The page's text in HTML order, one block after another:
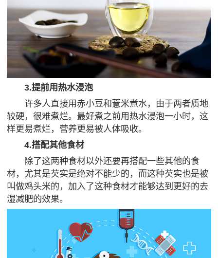
3.提前用热水浸泡
许多人直接用赤小豆和薏米煮水，由于两者质地
较硬，很难煮烂。最好煮之前用热水浸泡一小时，这
样更易煮烂，营养更易被人体吸收。
4.搭配其他食材
除了这两种食材以外还要再搭配一些其他的食
材，尤其是芡实是绝对不能少的，而这种芡实也是被
叫做鸡头米的，加入了这种食材才能够达到更好的去
湿减肥的效果。